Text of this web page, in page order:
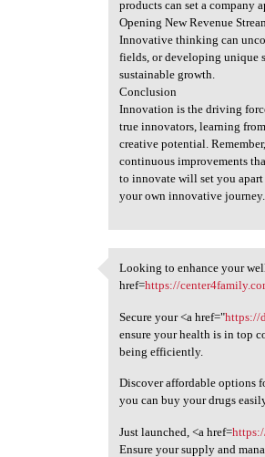
products can set a company
Opening New Revenue
Innovative thinking can
fields, or developing unique
sustainable growth.
Conclusion
Innovation is the driving
true innovators, learning
creative potential.
continuous improvements
to innovate will set you
your own innovative journey.
Looking to enhance
Looking to enhance your
href=https://
Secure your <a href="https://
ensure your health is in top
being efficiently.
Discover affordable options
you can buy your drugs
Just launched, <a href=
Ensure your supply and